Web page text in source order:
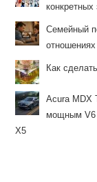
конкретных
Семейный
Как
Acura MDX
мощным V6
X5